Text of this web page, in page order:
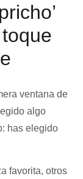
ventana de
algo
has elegido
favorita, otros